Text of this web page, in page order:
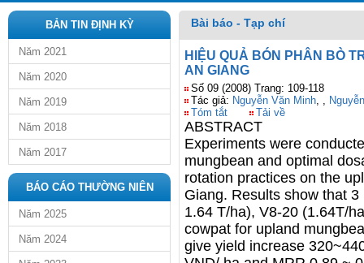
BẢN TIN ĐỊNH KỲ
Năm 2021
Năm 2020
Năm 2019
Năm 2018
Năm 2017
BÁO CÁO THƯỜNG NIÊN
Năm 2025
Năm 2024
Bài báo - Tạp chí
HIỆU QUẢ BÓN PHÂN BÒ
AN GIANG
Số 09 (2008) Trang: 109-118
Tác giả: Nguyễn Văn Minh, ,
Tóm tắt
Tải về
ABSTRACT
Experiments were
mungbean and optimal
rotation practices on the
Giang. Results show that
1.64 T/ha), V8-20 (1.64T/
cowpat for upland
give yield increase